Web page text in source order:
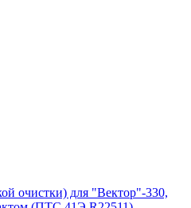
очистки) для "Вектор"-330,